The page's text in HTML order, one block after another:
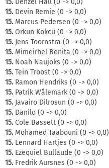
15.Denzel Hall (0 -> 0,0)
15.Devin Remie (0 -> 0,0)
15.Marcus Pedersen (0 -> 0,0)
15.Orkun Kökcü (0 -> 0,0)
15.Jens Toornstra (0 -> 0,0)
15.Mimeirhel Benita (0 -> 0,0)
15.Noah Naujoks (0 -> 0,0)
15.Tein Troost (0 -> 0,0)
15.Ramon Hendriks (0 -> 0,0)
15.Patrik Wålemark (0 -> 0,0)
15.Javairo Dilrosun (0 -> 0,0)
15.Danilo (0 -> 0,0)
15.Cole Bassett (0 -> 0,0)
15.Mohamed Taabouni (0 -> 0,0)
15.Lennard Hartjes (0 -> 0,0)
15.Ezequiel Bullaude (0 -> 0,0)
15.Fredrik Aursnes (0 -> 0,0)